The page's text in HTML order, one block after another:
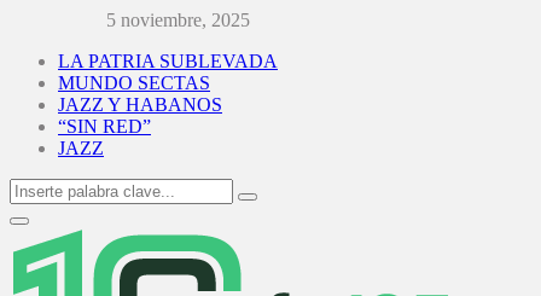
5 noviembre, 2025
LA PATRIA SUBLEVADA
MUNDO SECTAS
JAZZ Y HABANOS
“SIN RED”
JAZZ
Search
for:
Search
Primary
Menu